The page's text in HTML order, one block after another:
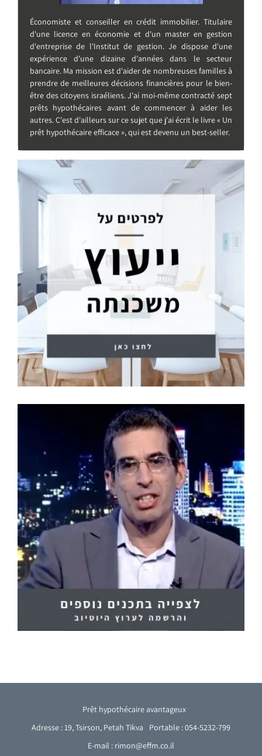
Économiste et conseiller en crédit immobilier. Titulaire
d'une licence en économie et d'un master en gestion
d'entreprise de l'Institut de gestion. Je dispose d'une
expérience d'une dizaine d'années dans le secteur
bancaire. Ma mission est d'aider de nombreuses familles à
prendre de meilleures décisions financières pour le bien-
être des citoyens israéliens. J'ai moi-même contracté sept
prêts hypothécaires avant de commencer à aider les
autres. C'est d'ailleurs sur ce sujet que j'ai écrit le livre « Un
prêt hypothécaire efficace », qui est devenu un best-seller.
Prêt hypothécaire avantageux
Adresse : 19, Tsirson, Petah Tikva
Portable : 054-5232-799
E-mail : rimon@effm.co.il